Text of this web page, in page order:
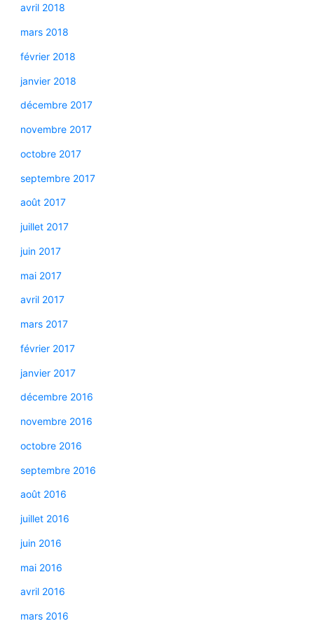
avril 2018
mars 2018
février 2018
janvier 2018
décembre 2017
novembre 2017
octobre 2017
septembre 2017
août 2017
juillet 2017
juin 2017
mai 2017
avril 2017
mars 2017
février 2017
janvier 2017
décembre 2016
novembre 2016
octobre 2016
septembre 2016
août 2016
juillet 2016
juin 2016
mai 2016
avril 2016
mars 2016